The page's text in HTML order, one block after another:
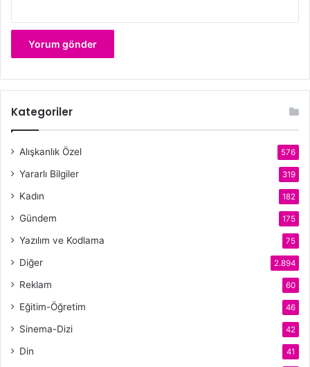
Kategoriler
Alışkanlık Özel 576
Yararlı Bilgiler 319
Kadın 182
Gündem 175
Yazılım ve Kodlama 75
Diğer 2.894
Reklam 60
Eğitim-Öğretim 46
Sinema-Dizi 42
Din 41